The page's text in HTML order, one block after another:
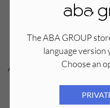
The ABA GROUP
language version
Choose an
żelem oraz lakierami
rączka zapewni komfort
Aba Group Pędzelek do
6,99PLN
Najniższa cena z ostatnich 30 dni: